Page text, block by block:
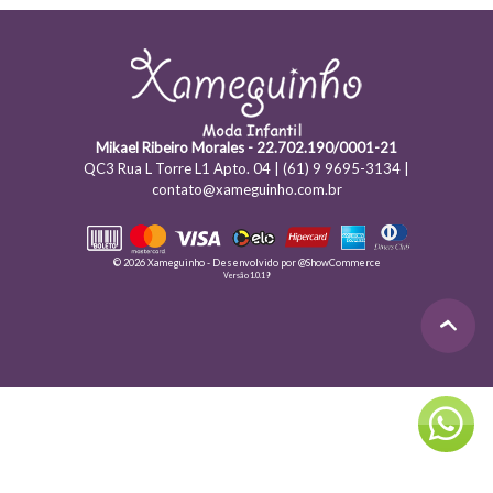
Mikael Ribeiro Morales - 22.702.190/0001-21
QC3 Rua L Torre L1 Apto. 04 | (61) 9 9695-3134 |
contato@xameguinho.com.br
© 2026 Xameguinho - Desenvolvido por@ShowCommerce
Versão 1.0.19